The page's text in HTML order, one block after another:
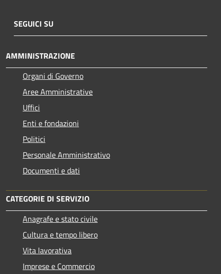
SEGUICI SU
AMMINISTRAZIONE
Organi di Governo
Aree Amministrative
Uffici
Enti e fondazioni
Politici
Personale Amministrativo
Documenti e dati
CATEGORIE DI SERVIZIO
Anagrafe e stato civile
Cultura e tempo libero
Vita lavorativa
Imprese e Commercio